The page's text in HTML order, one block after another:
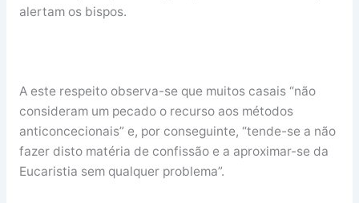
alertam os bispos.
A este respeito observa-se que muitos casais “não
consideram um pecado o recurso aos métodos
anticoncecionais” e, por conseguinte, “tende-se a não
fazer disto matéria de confissão e a aproximar-se da
Eucaristia sem qualquer problema”.